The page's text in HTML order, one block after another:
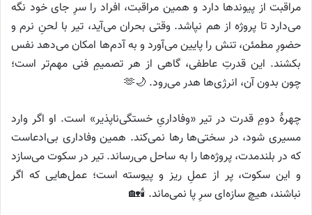
مراقبت از پیوندها دارد و همین مراقبت، افراد را سرِ جای خود نگه
می‌دارد تا پروژه از هم نپاشد. وقتی بحران می‌آید، تیر با لحنِ نرم و
حضورِ مطمئن، تنش را پایین می‌آورد و به آدم‌ها امکان می‌دهد نفس
بکشند. این قدرتِ عاطفی، گاهی از هر تصمیمِ فنی مهم‌تر است؛
چون بدون آن، انرژی‌ها هدر می‌رود. 🌙🫶
چهرهٔ دومِ قدرت در تیر «وفاداریِ خستگی‌ناپذیر» است. او اگر وارد
مسیری شود، در سختی‌ها رها نمی‌کند. همین وفاداری بی‌ادعاست
که در بلندمدت، پروژه‌ها را به ساحل می‌رساند. تیر در سکوت می‌سازد
و این سکوت، پر از عملِ ریز و پیوسته است؛ عمل‌هایی که اگر
نباشند، هیچ سازه‌ای سرِ پا نمی‌ماند. 🕯️🏡